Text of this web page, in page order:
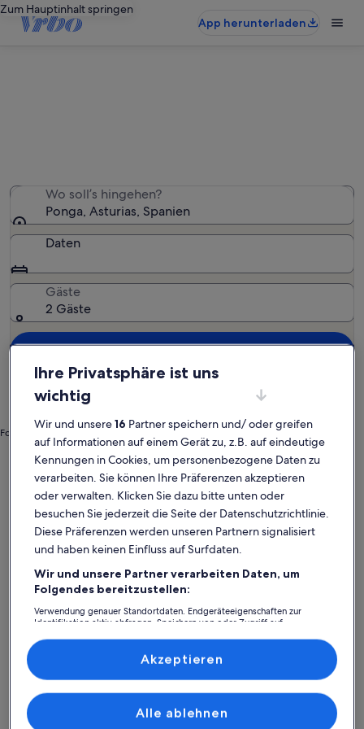
Zum Hauptinhalt springen
App herunterladen
Foto von Ismael González Arias
Wo soll’s hingehen?
Ponga, Asturias, Spanien
Daten
Gäste
2 Gäste
Suchen
Oriente de Asturias Bauernhöfe in Ponga
Ponga: Finde deine perfekte
Unterkunft
Weitere Infos zu Unterkunft in den Bergen. Jacuzzi. Picos
Ihre Privatsphäre ist uns
wichtig
Wir und unsere16 Partner speichern und/ oder greifen
auf Informationen auf einem Gerät zu, z.B. auf eindeutige
Kennungen in Cookies, um personenbezogene Daten zu
verarbeiten. Sie können Ihre Präferenzen akzeptieren
oder verwalten. Klicken Sie dazu bitte unten oder
besuchen Sie jederzeit die Seite der Datenschutzrichtlinie.
Diese Präferenzen werden unseren Partnern signalisiert
und haben keinen Einfluss auf Surfdaten.
Wir und unsere Partner verarbeiten Daten, um
Folgendes bereitzustellen:
Verwendung genauer Standortdaten. Endgeräteeigenschaften zur
Identifikation aktiv abfragen. Speichern von oder Zugriff auf
Inhalte, Messung von Werbeleistung und der Performance von Inhalten,
Zielgruppenforschung sowie Entwicklung und Verbesserung von
Liste der Partner (Lieferanten)
Alle ablehnen
Akzeptieren